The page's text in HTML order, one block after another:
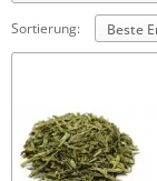
Sortierung: